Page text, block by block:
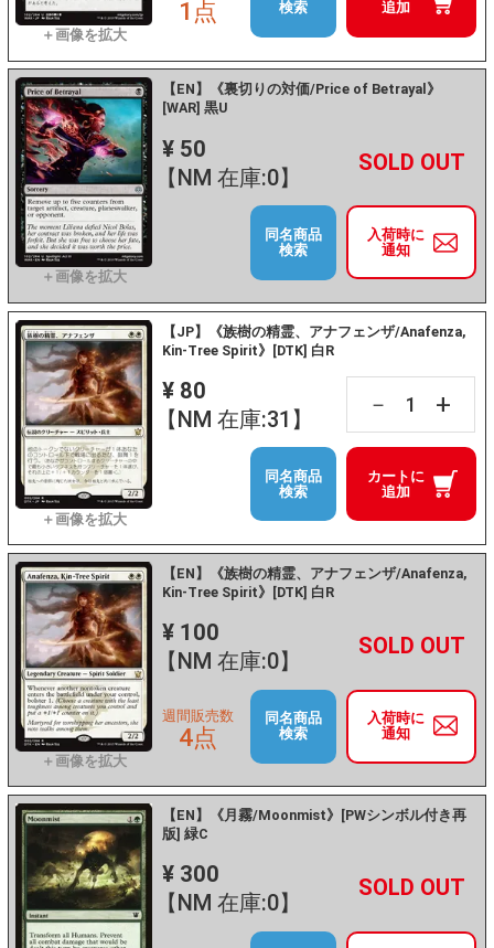
追加
1点
検索
【EN】《裏切りの対価/Price of Betrayal》
[WAR] 黒U
¥ 50
【NM 在庫:0】
－ +
入荷時に
通知
同名商品
検索
【JP】《族樹の精霊、アナフェンザ/Anafenza,
Kin-Tree Spirit》[DTK] 白R
¥ 80
【NM 在庫:31】
－ +
カートに
追加
同名商品
検索
【EN】《族樹の精霊、アナフェンザ/Anafenza,
Kin-Tree Spirit》[DTK] 白R
¥ 100
【NM 在庫:0】
－ +
入荷時に
通知
週間販売数
4点
同名商品
検索
【EN】《月霧/Moonmist》[PWシンボル付き再
版] 緑C
¥ 300
【NM 在庫:0】
－ +